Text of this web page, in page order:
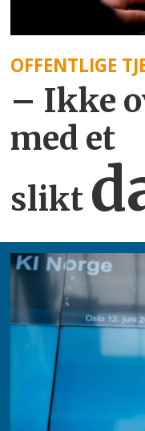
OFFENTLIGE
– Ikke
med et
slikt